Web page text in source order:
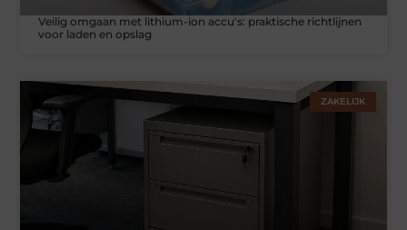
Veilig omgaan met lithium-ion accu's: praktische richtlijnen
voor laden en opslag
ZAKELIJK